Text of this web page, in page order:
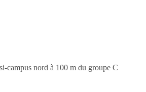
campus nord à 100 m du groupe C